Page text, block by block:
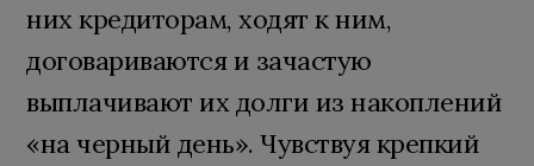
них кредиторам, ходят к ним,
договариваются и зачастую
выплачивают их долги из накоплений
«на черный день». Чувствуя крепкий